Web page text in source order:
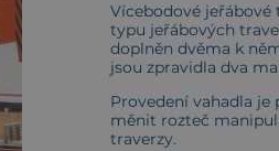
Vícebodové jeřábové
typu jeřábových
doplněn dvěma k
jsou zpravidla dva
Provedení vahadla
měnit rozteč
traverzy.